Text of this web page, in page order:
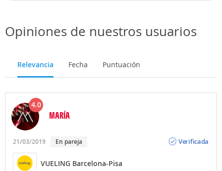
Opiniones de nuestros usuarios
Relevancia Fecha Puntuación
4.0
MARÍA
21/03/2019 En pareja
Verificada
VUELING Barcelona-Pisa